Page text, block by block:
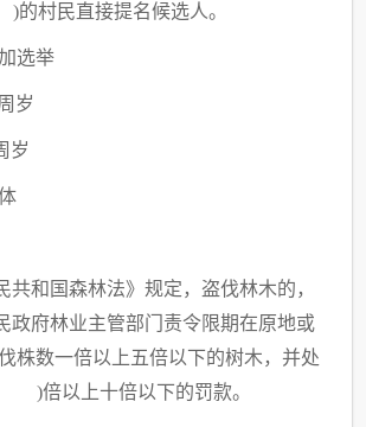
村民直接提名候选人。
选举
岁
岁
共和国森林法》规定，盗伐林木的，
政府林业主管部门责令限期在原地或
株数一倍以上五倍以下的树木，并处
)倍以上十倍以下的罚款。